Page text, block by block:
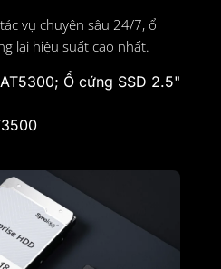
vụ chuyên sâu 24/7, ổ
lại hiệu suất cao nhất.
Ổ cứng SSD 2.5"